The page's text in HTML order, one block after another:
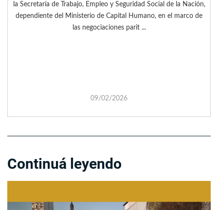
la Secretaría de Trabajo, Empleo y Seguridad Social de la Nación,
dependiente del Ministerio de Capital Humano, en el marco de
las negociaciones parit ...
09/02/2026
Continuá leyendo